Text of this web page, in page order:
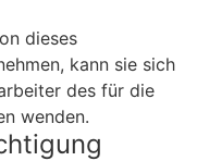
dieses
kann sie sich
des für die
wenden.